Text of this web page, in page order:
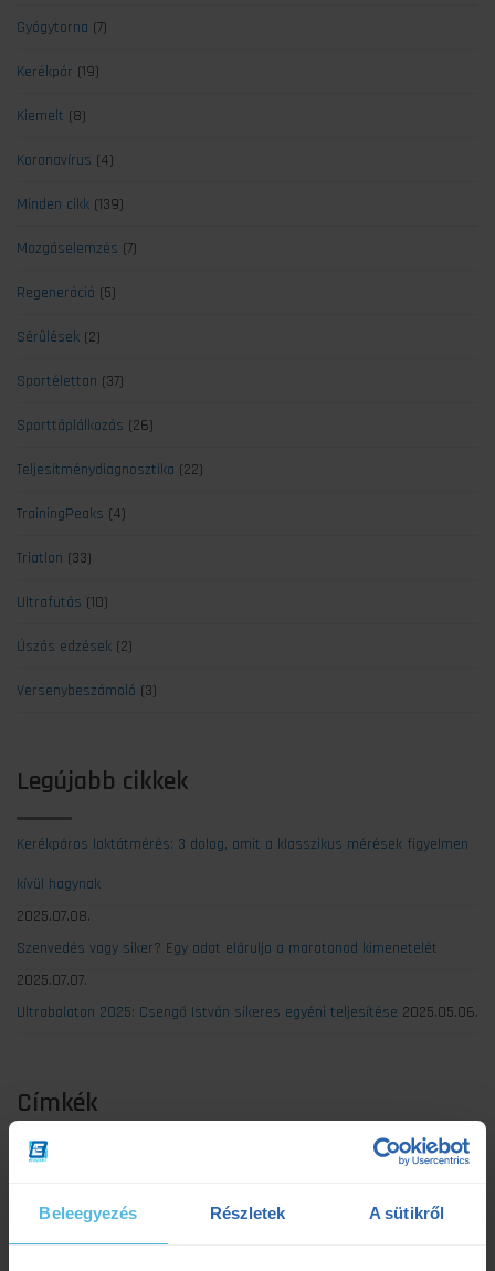
Beleegyezés Részletek A sütikről
Gyógytorna (7)
Kerékpár (19)
Kiemelt (8)
Koronavírus (4)
Minden cikk (139)
Mozgáselemzés (7)
Regeneráció (5)
Sérülések (2)
Sportélettan (37)
Sporttáplálkozás (26)
Teljesítménydiagnosztika (22)
TrainingPeaks (4)
Triatlon (33)
Ultrafutás (10)
Úszás edzések (2)
Versenybeszámoló (3)
Legújabb cikkek
Kerékpáros laktátmérés: 3 dolog, amit a klasszikus mérések figyelmen
kívül hagynak
2025.07.08.
Szenvedés vagy siker? Egy adat elárulja a maratonod kimenetelét
2025.07.07.
Ultrabalaton 2025: Csengő István sikeres egyéni teljesítése 2025.05.06.
Címkék
edzéselmélet